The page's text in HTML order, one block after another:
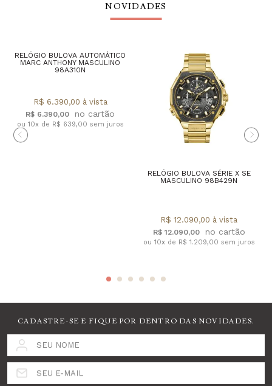
NOVIDADES
RELÓGIO BULOVA AUTOMÁTICO
MARC ANTHONY MASCULINO
98A310N
R$ 6.390,00
R$ 6.390,00 à vista
ou 10x de R$ 639,00 sem juros
RELÓGIO BULOVA SÉRIE X SE
MASCULINO 98B429N
R$ 12.090,00
R$ 12.090,00 à vista
ou 10x de R$ 1.209,00 sem juros
CADASTRE-SE E FIQUE POR DENTRO DAS NOVIDADES.
SEU NOME
SEU E-MAIL